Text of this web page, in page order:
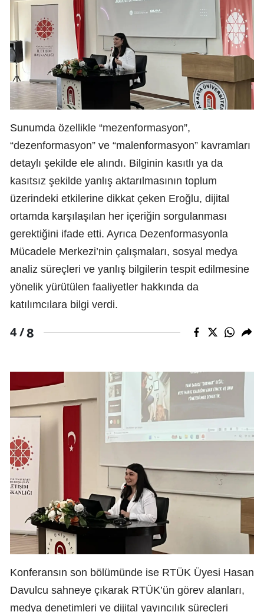
Sunumda özellikle “mezenformasyon”,
“dezenformasyon” ve “malenformasyon” kavramları
detaylı şekilde ele alındı. Bilginin kasıtlı ya da
kasıtsız şekilde yanlış aktarılmasının toplum
üzerindeki etkilerine dikkat çeken Eroğlu, dijital
ortamda karşılaşılan her içeriğin sorgulanması
gerektiğini ifade etti. Ayrıca Dezenformasyonla
Mücadele Merkezi’nin çalışmaları, sosyal medya
analiz süreçleri ve yanlış bilgilerin tespit edilmesine
yönelik yürütülen faaliyetler hakkında da
katılımcılara bilgi verdi.
4 /8
Konferansın son bölümünde ise RTÜK Üyesi Hasan
Davulcu sahneye çıkarak RTÜK’ün görev alanları,
medya denetimleri ve dijital yayıncılık süreçleri